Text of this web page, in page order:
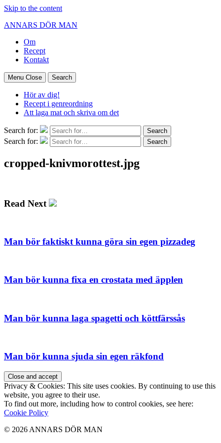
Skip to the content
ANNARS DÖR MAN
Om
Recept
Kontakt
Menu Close Search
Hör av dig!
Recept i genreordning
Att laga mat och skriva om det
Search for: Search
Search for: Search
cropped-knivmorottest.jpg
Read Next
Man bör faktiskt kunna göra sin egen pizzadeg
Man bör kunna fixa en crostata med äpplen
Man bör kunna laga spagetti och köttfärssås
Man bör kunna sjuda sin egen räkfond
Privacy & Cookies: This site uses cookies. By continuing to use this
website, you agree to their use.
To find out more, including how to control cookies, see here:
Cookie Policy
© 2026 ANNARS DÖR MAN